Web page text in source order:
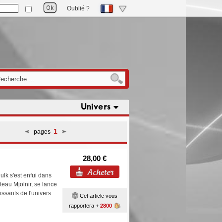
Oublié ?
Univers
pages 1
s'est enfui dans
Mjolnir, se lance
de l'univers
28,00 €
Cet article vous
rapportera + 2800